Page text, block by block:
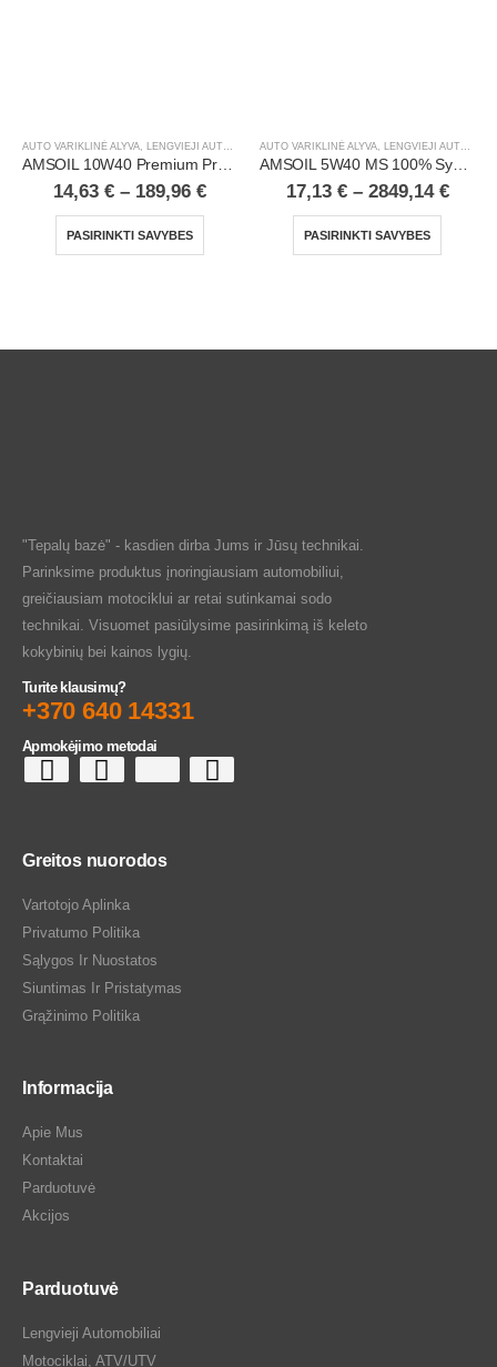
AUTO VARIKLINĖ ALYVA, LENGVIEJI AUTOMOBILIAI
AMSOIL 10W40 Premium Protection 100% Synthetic Motor Oil
14,63 € – 189,96 €
PASIRINKTI SAVYBES
AUTO VARIKLINĖ ALYVA, LENGVIEJI AUTOMOBILIAI
AMSOIL 5W40 MS 100% Synthetic European Motor Oil
17,13 € – 2849,14 €
PASIRINKTI SAVYBES
"Tepalų bazė" - kasdien dirba Jums ir Jūsų technikai.
Parinksime produktus įnoringiausiam automobiliui,
greičiausiam motociklui ar retai sutinkamai sodo
technikai. Visuomet pasiūlysime pasirinkimą iš keleto
kokybinių bei kainos lygių.
Turite klausimų?
+370 640 14331
Apmokėjimo metodai
Greitos nuorodos
Vartotojo Aplinka
Privatumo Politika
Sąlygos Ir Nuostatos
Siuntimas Ir Pristatymas
Grąžinimo Politika
Informacija
Apie Mus
Kontaktai
Parduotuvė
Akcijos
Parduotuvė
Lengvieji Automobiliai
Motociklai, ATV/UTV